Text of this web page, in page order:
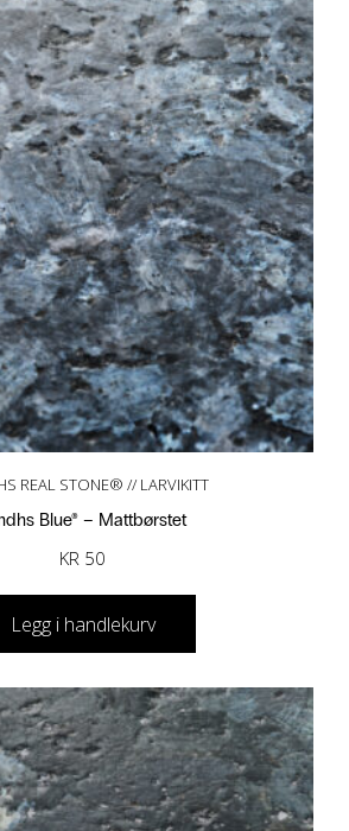
REAL STONE® // LARVIKITT
Blue® – Mattbørstet
KR 50
Legg i handlekurv